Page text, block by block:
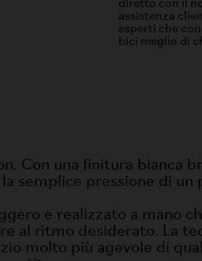
diretto con il
assistenza
esperti che
bici meglio di
Con una finitura bianca
semplice pressione di un
e realizzato a mano
al ritmo desiderato. La
molto più agevole di